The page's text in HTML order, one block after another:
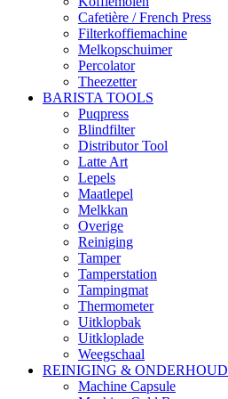
Cafetière / French Press
Filterkoffiemachine
Melkopschuimer
Percolator
Theezetter
BARISTA TOOLS
Puqpress
Blindfilter
Distributor Tool
Latte Art
Lepels
Maatlepel
Melkkan
Overige
Reiniging
Tamper
Tamperstation
Tampingmat
Thermometer
Uitklopbak
Uitkloplade
Weegschaal
REINIGING & ONDERHOUD
Machine Capsule